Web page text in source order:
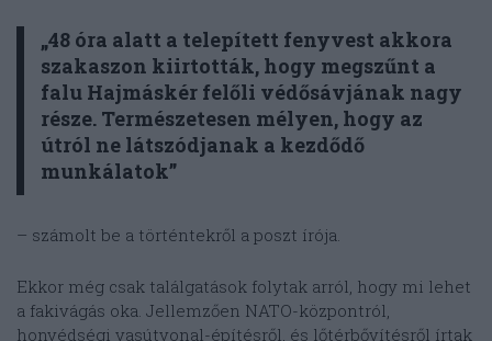
„48 óra alatt a telepített fenyvest akkora
szakaszon kiirtották, hogy megszűnt a
falu Hajmáskér felőli védősávjának nagy
része. Természetesen mélyen, hogy az
útról ne látszódjanak a kezdődő
munkálatok”
– számolt be a történtekről a poszt írója.
Ekkor még csak találgatások folytak arról, hogy mi lehet
a fakivágás oka. Jellemzően NATO-központról,
honvédségi vasútvonal-építésről, és lőtérbővítésről írtak